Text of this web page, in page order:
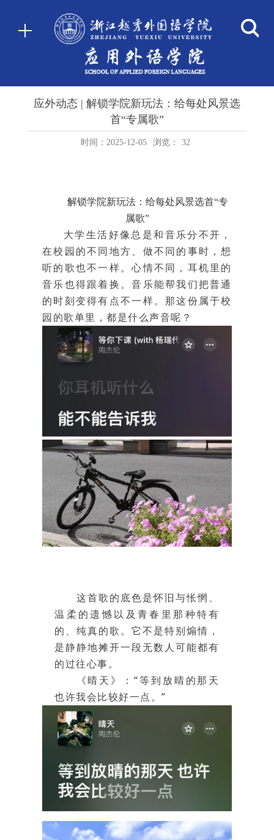
应外动态 | 解锁学院新玩法：给每处风景选
首“专属歌”
时间：2025-12-05 浏览： 32
解锁学院新玩法：给每处风景选首“专
属歌”
大学生活好像总是和音乐分不开，
在校园的不同地方、做不同的事时，想
听的歌也不一样。心情不同，耳机里的
音乐也得跟着换。音乐能帮我们把普通
的时刻变得有点不一样。那这份属于校
园的歌单里，都是什么声音呢？
这首歌的底色是怀旧与怅惘、
温柔的遗憾以及青春里那种特有
的、纯真的歌。它不是特别煽情，
是静静地摊开一段无数人可能都有
的过往心事。
《晴天》：“等到放晴的那天
也许我会比较好一点。”